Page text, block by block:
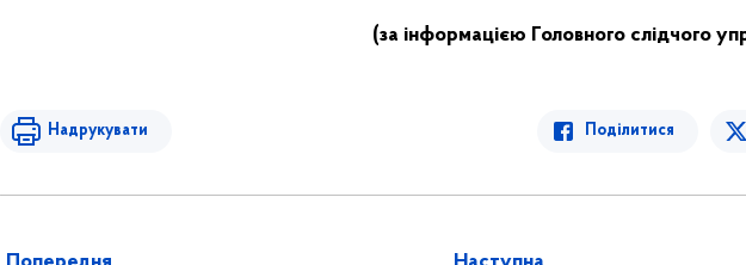
(за інформацією Головного слідчого
Надрукувати Поділитися